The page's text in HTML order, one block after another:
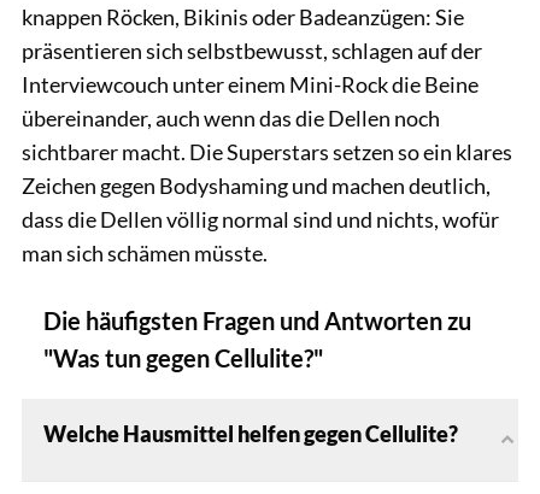
knappen Röcken, Bikinis oder Badeanzügen: Sie
präsentieren sich selbstbewusst, schlagen auf der
Interviewcouch unter einem Mini-Rock die Beine
übereinander, auch wenn das die Dellen noch
sichtbarer macht. Die Superstars setzen so ein klares
Zeichen gegen Bodyshaming und machen deutlich,
dass die Dellen völlig normal sind und nichts, wofür
man sich schämen müsste.
Die häufigsten Fragen und Antworten zu
"Was tun gegen Cellulite?"
Welche Hausmittel helfen gegen Cellulite?